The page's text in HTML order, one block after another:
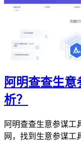
阿明查查生
析？
阿明查查生意参谋工
网，找到生意参谋工